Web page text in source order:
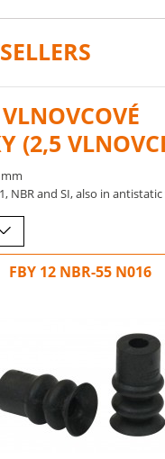
(2,5
NBR and SI, also in
FBY 12 NBR-55 N016